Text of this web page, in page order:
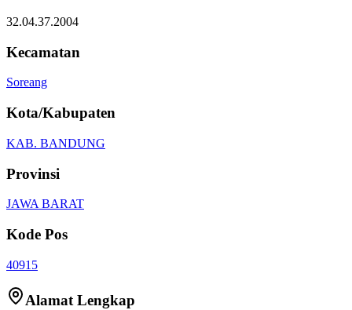
32.04.37.2004
Kecamatan
Soreang
Kota/Kabupaten
KAB. BANDUNG
Provinsi
JAWA BARAT
Kode Pos
40915
Alamat Lengkap